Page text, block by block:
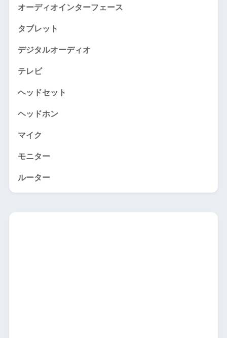
オーディオインターフェース
タブレット
デジタルオーディオ
テレビ
ヘッドセット
ヘッドホン
マイク
モニター
ルーター